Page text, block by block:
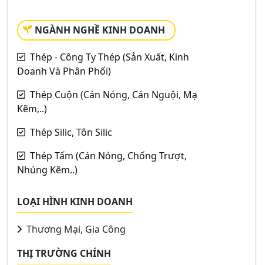
NGÀNH NGHỀ KINH DOANH
Thép - Công Ty Thép (Sản Xuất, Kinh
Doanh Và Phân Phối)
Thép Cuộn (Cán Nóng, Cán Nguội, Mạ
Kẽm,..)
Thép Silic, Tôn Silic
Thép Tấm (Cán Nóng, Chống Trượt,
Nhúng Kẽm..)
LOẠI HÌNH KINH DOANH
Thương Mại, Gia Công
THỊ TRƯỜNG CHÍNH